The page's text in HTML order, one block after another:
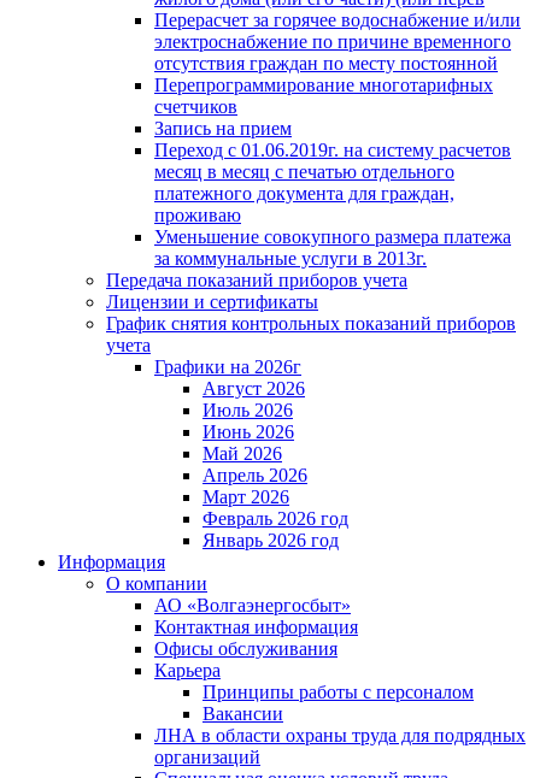
Перерасчет за горячее водоснабжение и/или
электроснабжение по причине временного
отсутствия граждан по месту постоянной
Перепрограммирование многотарифных
счетчиков
Запись на прием
Переход с 01.06.2019г. на систему расчетов
месяц в месяц с печатью отдельного
платежного документа для граждан,
проживаю
Уменьшение совокупного размера платежа
за коммунальные услуги в 2013г.
Передача показаний приборов учета
Лицензии и сертификаты
График снятия контрольных показаний приборов
учета
Графики на 2026г
Август 2026
Июль 2026
Июнь 2026
Май 2026
Апрель 2026
Март 2026
Февраль 2026 год
Январь 2026 год
Информация
О компании
АО «Волгаэнергосбыт»
Контактная информация
Офисы обслуживания
Карьера
Принципы работы с персоналом
Вакансии
ЛНА в области охраны труда для подрядных
организаций